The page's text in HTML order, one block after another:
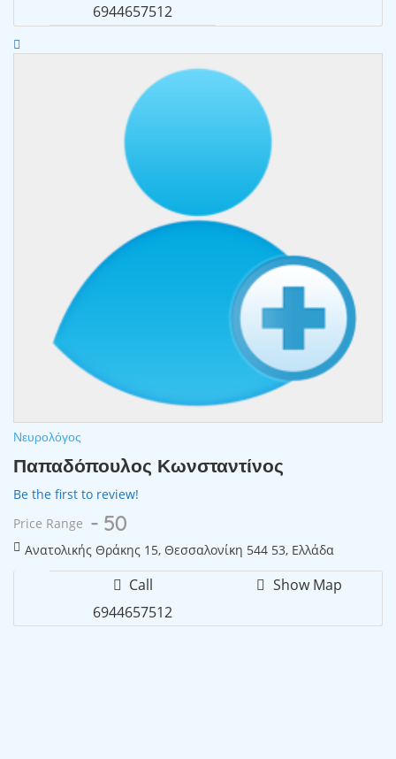
6944657512
Νευρολόγος
Παπαδόπουλος Κωνσταντίνος
Be the first to review!
Price Range - 50
Ανατολικής Θράκης 15, Θεσσαλονίκη 544 53, Ελλάδα
Call
6944657512
Show Map